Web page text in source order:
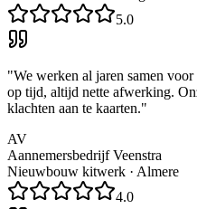
5.0
"We werken al jaren samen
op tijd, altijd nette afwerking.
klachten aan te kaarten."
AV
Aannemersbedrijf Veenstra
Nieuwbouw kitwerk · Almere
4.0